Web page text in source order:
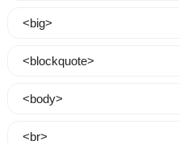
<big>
<blockquote>
<body>
<br>